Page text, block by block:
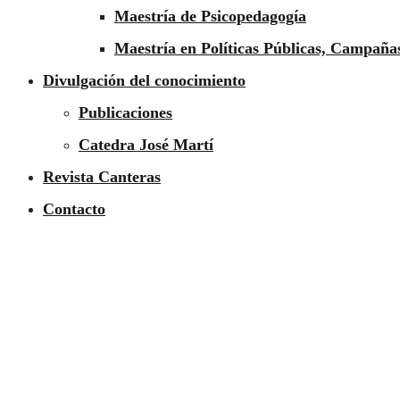
Maestría de Psicopedagogía
Maestría en Políticas Públicas,
Divulgación del conocimiento
Publicaciones
Catedra José Martí
Revista Canteras
Contacto